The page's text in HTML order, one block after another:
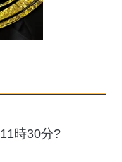
時30分?